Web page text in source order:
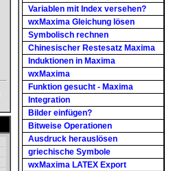
Variablen mit Index versehen?
wxMaxima Gleichung lösen
Symbolisch rechnen
Chinesischer Restesatz Maxima
Induktionen in Maxima
wxMaxima
Funktion gesucht - Maxima
Integration
Bilder einfügen?
Bitweise Operationen
Ausdruck herauslösen
griechische Symbole
wxMaxima LATEX Export